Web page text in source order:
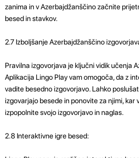
zanima in v Azerbajdžanščino začnite
besed in stavkov.
2.7 Izboljšanje Azerbajdžanščino
Pravilna izgovorjava je ključni vidik učenja
Aplikacija Lingo Play vam omogoča, da z
vadite besedno izgovorjavo. Lahko
izgovarjajo besede in ponovite za njimi, kar
izpopolnite svojo izgovorjavo in naglas.
2.8 Interaktivne igre besed: